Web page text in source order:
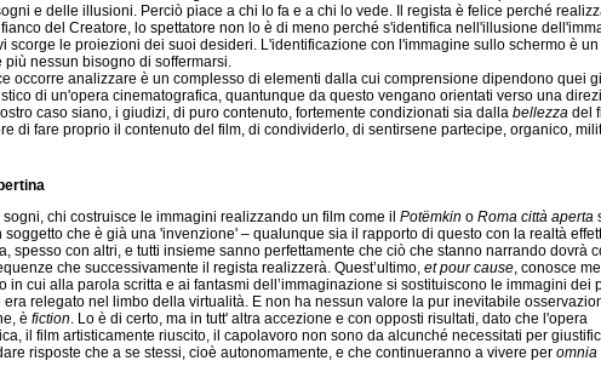
e delle illusioni. Perciò piace a chi lo fa e a chi lo vede. Il regista è felice perché
del Creatore, lo spettatore non lo è di meno perché s'identifica nell'illusione
scorge le proiezioni dei suoi desideri. L'identificazione con l'immagine sullo schermo è
più nessun bisogno di soffermarsi.
occorre analizzare è un complesso di elementi dalla cui comprensione dipendono quei
di un'opera cinematografica, quantunque da questo vengano orientati verso una
caso siano, i giudizi, di puro contenuto, fortemente condizionati sia dalla bellezza del
di fare proprio il contenuto del film, di condividerlo, di sentirsene partecipe, organico,
chi costruisce le immagini realizzando un film come il Potëmkin o Roma città aperta
soggetto che è già una 'invenzione' – qualunque sia il rapporto di questo con la realtà
spesso con altri, e tutti insieme sanno perfettamente che ciò che stanno narrando dovrà
che successivamente il regista realizzerà. Quest’ultimo, et pour cause, conosce
in cui alla parola scritta e ai fantasmi dell’immaginazione si sostituiscono le immagini dei
era relegato nel limbo della virtualità. E non ha nessun valore la pur inevitabile
è fiction. Lo è di certo, ma in tutt' altra accezione e con opposti risultati, dato che l'opera
il film artisticamente riuscito, il capolavoro non sono da alcunché necessitati per
risposte che a se stessi, cioè autonomamente, e che continueranno a vivere per omnia